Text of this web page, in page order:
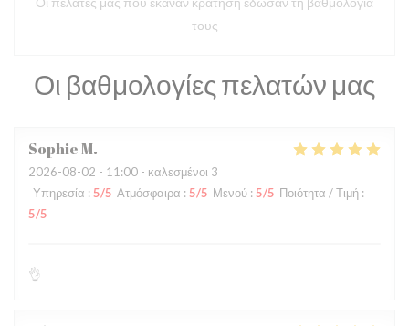
Οι βαθμολογίες πελατών μας
SophieM
2026-08-02 - 11:00 - καλεσμένοι 3
Υπηρεσία : 5/5 Ατμόσφαιρα : 5/5 Μενού : 5/5 Ποιότητα / Τιμή :
5/5
👌
τους